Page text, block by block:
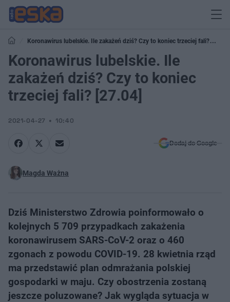
Koronawirus lubelskie. Ile zakażeń dziś? Czy to koniec trzeciej fali?
[27.04]
Koronawirus lubelskie. Ile
zakażeń dziś? Czy to koniec
trzeciej fali? [27.04]
2021-04-27 10:40
Dodaj do Google
Magda Ważna
Dziś Ministerstwo Zdrowia poinformowało o
kolejnych 5 709 przypadkach zakażenia
koronawirusem SARS-CoV-2 oraz o 460
zgonach z powodu COVID-19. 28 kwietnia rząd
ma przedstawić plan odmrażania polskiej
gospodarki w maju. Czy obostrzenia zostaną
jeszcze poluzowane? Jak wygląda sytuacja w